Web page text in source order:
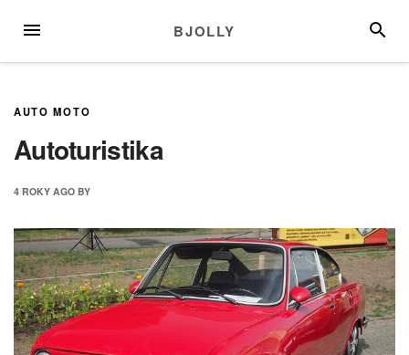
MENU BJOLLY
AUTO MOTO
Autoturistika
4 ROKY AGO BY